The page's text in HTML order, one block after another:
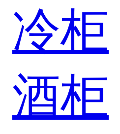
冷柜
酒柜